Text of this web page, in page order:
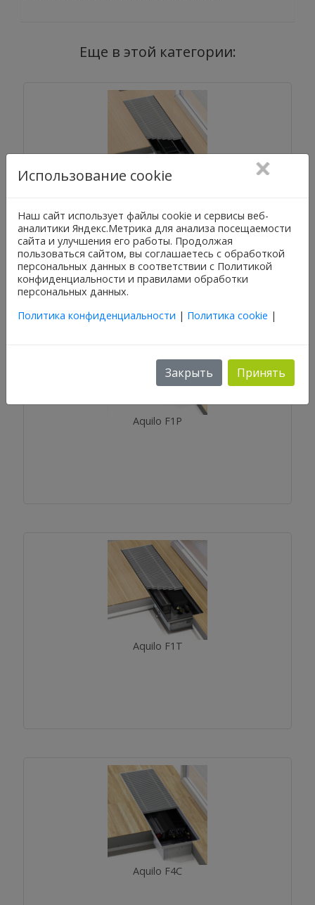
Еще в этой категории:
Aquilo F1P
Aquilo F1T
Aquilo F4C
Использование cookie
Наш сайт использует файлы cookie и сервисы веб-
аналитики Яндекс.Метрика для анализа посещаемости
сайта и улучшения его работы. Продолжая
пользоваться сайтом, вы соглашаетесь с обработкой
персональных данных в соответствии с Политикой
конфиденциальности и правилами обработки
персональных данных.
Политика конфиденциальности | Политика cookie |
Закрыть Принять